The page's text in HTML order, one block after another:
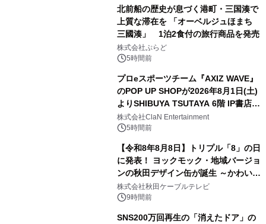
北前船の歴史が息づく港町・三国湊で
上質な滞在を 「オーベルジュほまち
三國湊」 1泊2食付の旅行商品を発売
株式会社ぷらど
5時間前
プロeスポーツチーム『AXIZ WAVE』
のPOP UP SHOPが2026年8月1日(土)
よりSHIBUYA TSUTAYA 6階 IP書店で
開催決定！！
株式会社ClaN Entertainment
5時間前
【令和8年8月8日】トリプル「8」の日
に発表！ ヨックモック・地域バージョ
ンの秋田デザイン缶が誕生 ～かわいい
秋田犬の子犬と秋田の四季と名所を巡
るパッケージ～ 9月1日(火)秋田県内で
株式会社秋田ケーブルテレビ
9時間前
SNS200万回再生の「消えたドア」の